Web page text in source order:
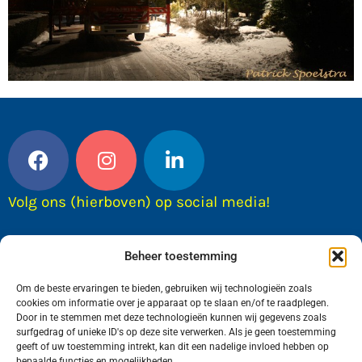
Beheer toestemming
Om de beste ervaringen te bieden, gebruiken wij technologieën zoals
cookies om informatie over je apparaat op te slaan en/of te raadplegen.
Door in te stemmen met deze technologieën kunnen wij gegevens zoals
surfgedrag of unieke ID's op deze site verwerken. Als je geen toestemming
geeft of uw toestemming intrekt, kan dit een nadelige invloed hebben op
Volg ons (hierboven) op social media!